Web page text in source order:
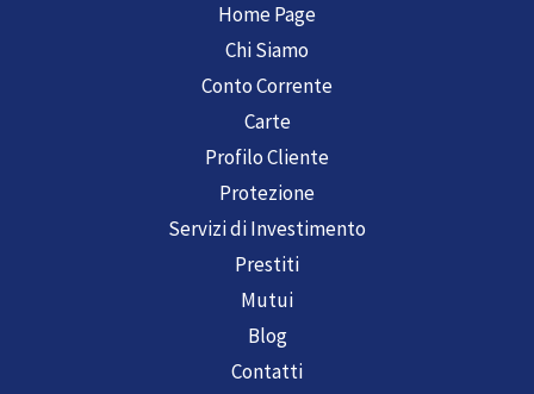
Home Page
Chi Siamo
Conto Corrente
Carte
Profilo Cliente
Protezione
Servizi di Investimento
Prestiti
Mutui
Blog
Contatti